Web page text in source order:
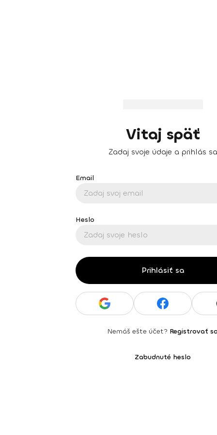
Vitaj späť
Zadaj svoje údaje a prihlás sa
Email
Heslo
Prihlásiť sa
Nemáš ešte účet? Registrovať
Zabudnuté heslo